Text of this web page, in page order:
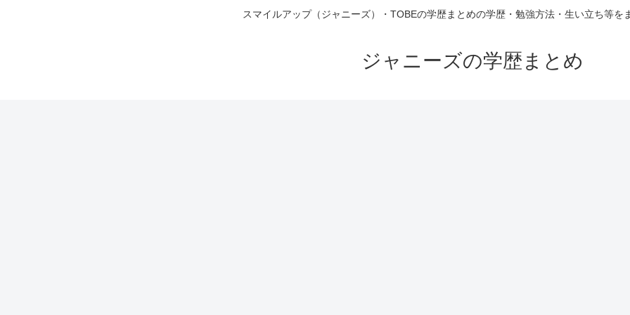
スマイルアップ（ジャニーズ）・TOBEの学歴まとめの学歴・勉強方法・生い立ち等を
ジャニーズの学歴まとめ